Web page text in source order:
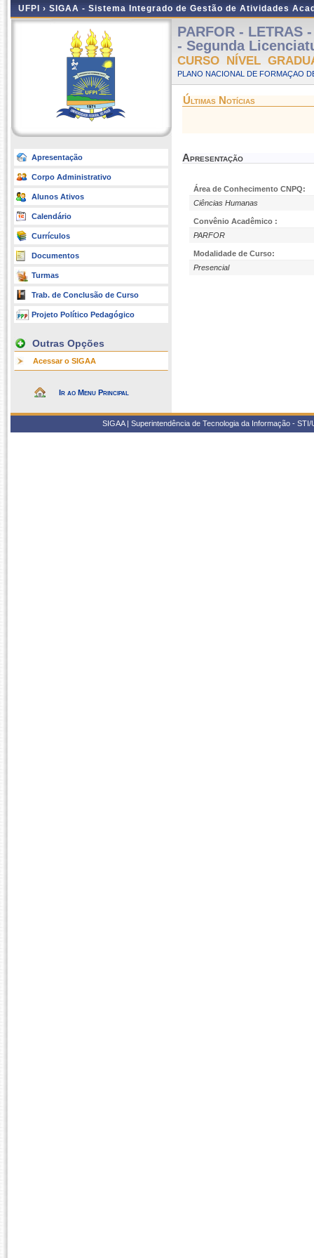
UFPI › SIGAA - Sistema Integrado de Gestão de Atividades
Apresentação
Corpo Administrativo
Alunos Ativos
Calendário
Currículos
Documentos
Turmas
Trab. de Conclusão de Curso
Projeto Político Pedagógico
Outras Opções
Acessar o SIGAA
Ir ao Menu Principal
PARFOR - LETRAS
- Segunda
CURSO NÍVEL
PLANO NACIONAL DE FORMAÇAO
Últimas Notícias
Apresentação
Área de Conhecimento CNPQ:
Ciências Humanas
Convênio Acadêmico :
PARFOR
Modalidade de Curso:
Presencial
SIGAA | Superintendência de Tecnologia da Informação -